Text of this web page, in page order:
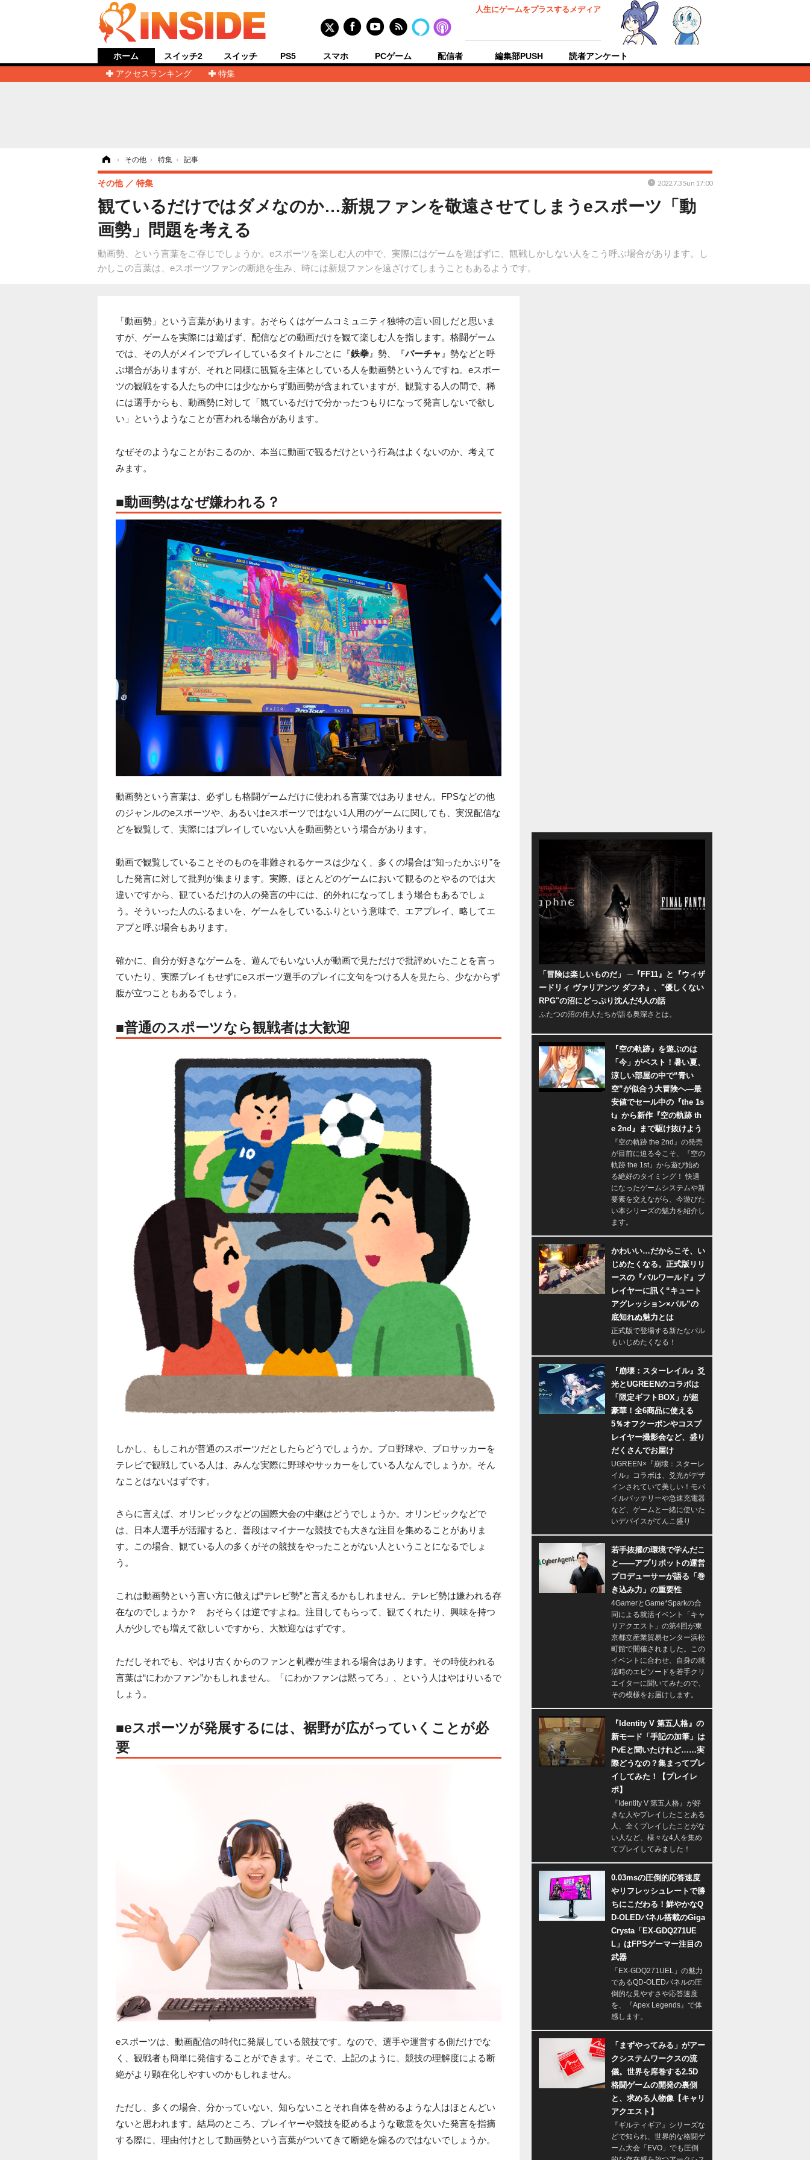
人生にゲームをプラスするメディア
ホーム
アクセスランキング
特集
スイッチ2 スイッチ PS5 スマホ PCゲーム 配信者 編集部PUSH 読者アンケート
› その他 › 特集 › 記事
観ているだけではダメなのか…新規ファンを敬遠させてしまうeスポーツ「動
画勢」問題を考える
動画勢、という言葉をご存じでしょうか。eスポーツを楽しむ人の中で、実際にはゲームを遊ばずに、観戦しかしない人をこう呼ぶ場合があります。し
かしこの言葉は、eスポーツファンの断絶を生み、時には新規ファンを遠ざけてしまうこともあるようです。
その他 特集 2022.7.3 Sun 17:00
「動画勢」という言葉があります。おそらくはゲームコミュニティ独特の言い回しだと思いま
すが、ゲームを実際には遊ばず、配信などの動画だけを観て楽しむ人を指します。格闘ゲーム
では、その人がメインでプレイしているタイトルごとに『鉄拳 』勢、『バーチャ 』勢などと呼
ぶ場合がありますが、それと同様に観覧を主体としている人を動画勢というんですね。eスポー
ツの観戦をする人たちの中には少なからず動画勢が含まれていますが、観覧する人の間で、稀
には選手からも、動画勢に対して「観ているだけで分かったつもりになって発言しないで欲し
い」というようなことが言われる場合があります。
なぜそのようなことがおこるのか、本当に動画で観るだけという行為はよくないのか、考えて
みます。
■動画勢はなぜ嫌われる？
動画勢という言葉は、必ずしも格闘ゲームだけに使われる言葉ではありません。FPSなどの他
のジャンルのeスポーツや、あるいはeスポーツではない1人用のゲームに関しても、実況配信な
どを観覧して、実際にはプレイしていない人を動画勢という場合があります。
動画で観覧していることそのものを非難されるケースは少なく、多くの場合は“知ったかぶり”を
した発言に対して批判が集まります。実際、ほとんどのゲームにおいて観るのとやるのでは大
違いですから、観ているだけの人の発言の中には、的外れになってしまう場合もあるでしょ
う。そういった人のふるまいを、ゲームをしているふりという意味で、エアプレイ、略してエ
アプと呼ぶ場合もあります。
確かに、自分が好きなゲームを、遊んでもいない人が動画で見ただけで批評めいたことを言っ
ていたり、実際プレイもせずにeスポーツ選手のプレイに文句をつける人を見たら、少なからず
腹が立つこともあるでしょう。
■普通のスポーツなら観戦者は大歓迎
しかし、もしこれが普通のスポーツだとしたらどうでしょうか。プロ野球や、プロサッカーを
テレビで観戦している人は、みんな実際に野球やサッカーをしている人なんでしょうか。そん
なことはないはずです。
さらに言えば、オリンピックなどの国際大会の中継はどうでしょうか。オリンピックなどで
は、日本人選手が活躍すると、普段はマイナーな競技でも大きな注目を集めることがありま
す。この場合、観ている人の多くがその競技をやったことがない人ということになるでしょ
う。
これは動画勢という言い方に倣えば“テレビ勢”と言えるかもしれません。テレビ勢は嫌われる存
在なのでしょうか？ おそらくは逆ですよね。注目してもらって、観てくれたり、興味を持つ
人が少しでも増えて欲しいですから、大歓迎なはずです。
ただしそれでも、やはり古くからのファンと軋轢が生まれる場合はあります。その時使われる
言葉は“にわかファン”かもしれません。「にわかファンは黙ってろ」、という人はやはりいるで
しょう。
■eスポーツが発展するには、裾野が広がっていくことが必
要
eスポーツは、動画配信の時代に発展している競技です。なので、選手や運営する側だけでな
く、観戦者も簡単に発信することができます。そこで、上記のように、競技の理解度による断
絶がより顕在化しやすいのかもしれません。
ただし、多くの場合、分かっていない、知らないことそれ自体を咎めるような人はほとんどい
ないと思われます。結局のところ、プレイヤーや競技を貶めるような敬意を欠いた発言を指摘
する際に、理由付けとして動画勢という言葉がついてきて断絶を煽るのではないでしょうか。
「冒険は楽しいものだ」 ─『FF11』と『ウィザ
ードリィ ヴァリアンツ ダフネ』、"優しくない
RPG"の沼にどっぷり沈んだ4人の話
ふたつの沼の住人たちが語る奥深さとは。
『空の軌跡』を遊ぶのは
「今」がベスト！暑い夏、
涼しい部屋の中で“青い
空”が似合う大冒険へ―最
安値でセール中の『the 1s
t』から新作『空の軌跡 th
e 2nd』まで駆け抜けよう
『空の軌跡 the 2nd』の発売
が目前に迫る今こそ、『空の
軌跡 the 1st』から遊び始め
る絶好のタイミング！ 快適
になったゲームシステムや新
要素を交えながら、今遊びた
い本シリーズの魅力を紹介し
ます。
かわいい…だからこそ、い
じめたくなる。正式版リリ
ースの『パルワールド』プ
レイヤーに訊く“キュート
アグレッション×パル”の
底知れぬ魅力とは
正式版で登場する新たなパル
もいじめたくなる！
『崩壊：スターレイル』爻
光とUGREENのコラボは
「限定ギフトBOX」が超
豪華！全6商品に使える
5％オフクーポンやコスプ
レイヤー撮影会など、盛り
だくさんでお届け
UGREEN×『崩壊：スターレ
イル』コラボは、爻光がデザ
インされていて美しい！モバ
イルバッテリーや急速充電器
など、ゲームと一緒に使いた
いデバイスがてんこ盛り
若手抜擢の環境で学んだこ
と――アプリボットの運営
プロデューサーが語る「巻
き込み力」の重要性
4GamerとGame*Sparkの合
同による就活イベント「キャ
リアクエスト」の第4回が東
京都立産業貿易センター浜松
町館で開催されました。この
イベントに合わせ、自身の就
活時のエピソードを若手クリ
エイターに聞いてみたので、
その模様をお届けします。
『Identity V 第五人格』の
新モード「手記の加筆」は
PvEと聞いたけれど……実
際どうなの？集まってプレ
イしてみた！【プレイレ
ポ】
『Identity V 第五人格』が好
きな人やプレイしたことある
人、全くプレイしたことがな
い人など、様々な4人を集め
てプレイしてみました！
0.03msの圧倒的応答速度
やリフレッシュレートで勝
ちにこだわる！鮮やかなQ
D-OLEDパネル搭載のGiga
Crysta「EX-GDQ271UE
L」はFPSゲーマー注目の
武器
「EX-GDQ271UEL」の魅力
であるQD-OLEDパネルの圧
倒的な見やすさや応答速度
を、『Apex Legends』で体
感します。
「まずやってみる」がアー
クシステムワークスの流
儀。世界を席巻する2.5D
格闘ゲームの開発の裏側
と、求める人物像【キャリ
アクエスト】
『ギルティギア』シリーズな
どで知られ、世界的な格闘ゲ
ーム大会「EVO」でも圧倒